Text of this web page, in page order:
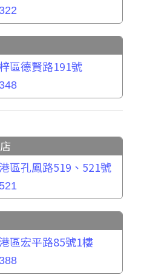
區德賢路191號
區孔鳳路519、521號
區宏平路85號1樓